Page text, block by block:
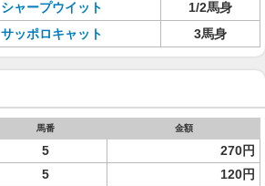
シャープウイット
1/2馬身
サッポロキャット 3馬身
馬番 金額
5 270円
5
120円